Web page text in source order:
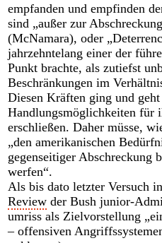
empfanden und empfinden
sind „außer zur
(McNamara), oder
jahrzehntelang einer der
Punkt brachte, als zutiefst
Beschränkungen im
Diesen Kräften ging und
Handlungsmöglichkeiten für
erschließen. Daher müsse,
„den amerikanischen
gegenseitiger Abschreckung
werfen“.
Als bis dato letzter Versuch
Review der Bush junior-
umriss als Zielvorstellung
– offensiven